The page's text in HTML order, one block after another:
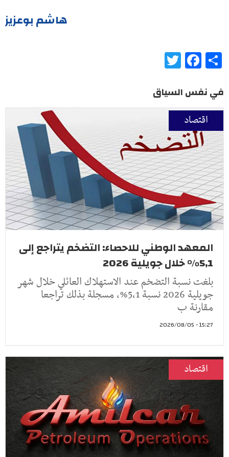
هاشم بوعزيز
Share
Facebook
في نفس السياق
اقتصاد
المعهد الوطني للاحصاء: التضخم يتراجع إلى
5,1% خلال جويلية 2026
بلغت نسبة التضخم عند الاستهلاك العائلي خلال شهر
جويلية 2026 نسبة 5,1%، مسجلة بذلك تراجعا
مقارنة ب
15:27 - 2026/08/05
اقتصاد